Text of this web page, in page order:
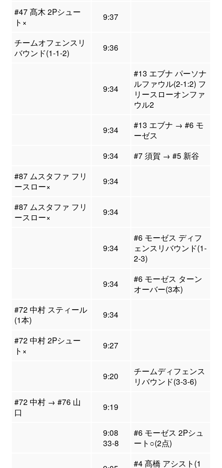
#47 髙木 2Pシュー
ト×
9:37
チームオフェンスリ
バウンド(1-1-2)
9:36
9:34
#13 エブナ パーソナ
ルファウル(2-1:2) フ
リースローオンファ
ウル2
9:34
#13 エブナ → #6 モ
ーゼス
9:34
#7 須賀 → #5 新谷
#87 ムスタファ フリ
ースロー×
9:34
#87 ムスタファ フリ
ースロー×
9:34
9:34
#6 モーゼス ディフ
ェンスリバウンド(1-
2-3)
9:34
#6 モーゼス ターン
オーバー(3本)
#72 中村 スティール
(1本)
9:34
#72 中村 2Pシュー
ト×
9:27
9:20
チームディフェンス
リバウンド(3-3-6)
#72 中村 → #76 山
口
9:19
9:08
33-8
#6 モーゼス 2Pシュ
ート○(2点)
#4 髙橋 アシスト(1